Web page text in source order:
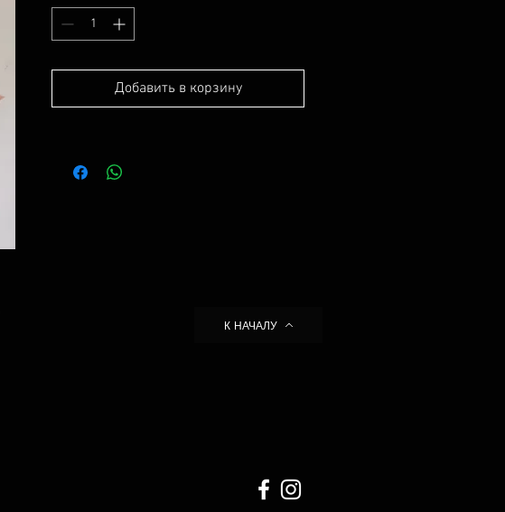
Добавить в корзину
К НАЧАЛУ